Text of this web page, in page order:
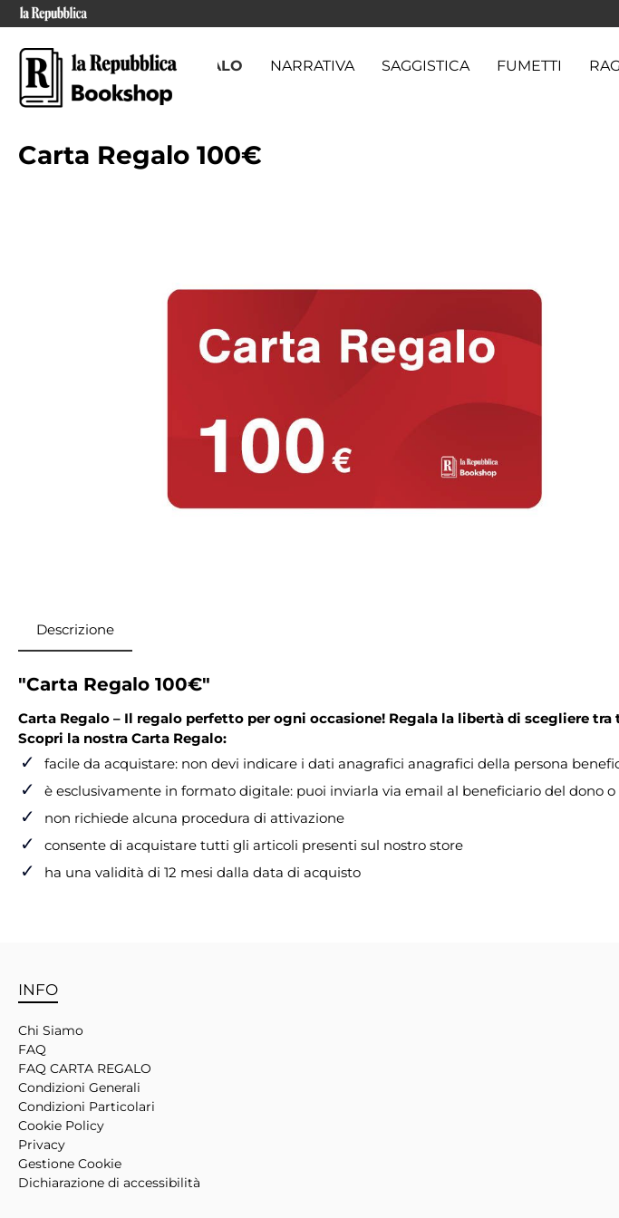
CARTA REGALO NARRATIVA SAGGISTICA FUMETTI
Carta Regalo 100€
Descrizione
"Carta Regalo 100€"
Carta Regalo – Il regalo perfetto per ogni occasione! Regala la libertà di scegliere
Scopri la nostra Carta Regalo:
✓ facile da acquistare: non devi indicare i dati anagrafici anagrafici della persona
✓ è esclusivamente in formato digitale: puoi inviarla via email al beneficiario del dono
✓ non richiede alcuna procedura di attivazione
✓ consente di acquistare tutti gli articoli presenti sul nostro store
✓ ha una validità di 12 mesi dalla data di acquisto
INFO
Chi Siamo
FAQ
FAQ CARTA REGALO
Condizioni Generali
Condizioni Particolari
Cookie Policy
Privacy
Gestione Cookie
Dichiarazione di accessibilità